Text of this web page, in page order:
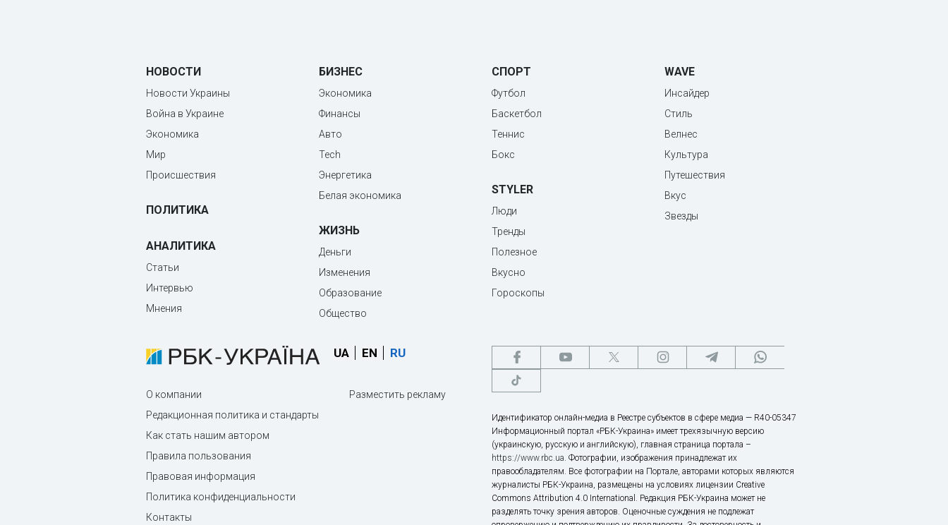
НОВОСТИ
Новости Украины
Война в Украине
Экономика
Мир
Происшествия
ПОЛИТИКА
АНАЛИТИКА
Статьи
Интервью
Мнения
БИЗНЕС
Экономика
Финансы
Авто
Tech
Энергетика
Белая экономика
ЖИЗНЬ
Деньги
Изменения
Образование
Общество
СПОРТ
Футбол
Баскетбол
Теннис
Бокс
STYLER
Люди
Тренды
Полезное
Вкусно
Гороскопы
WAVE
Инсайдер
Стиль
Велнес
Культура
Путешествия
Вкус
Звезды
UA EN RU
О компании
Редакционная политика и стандарты
Как стать нашим автором
Правила пользования
Правовая информация
Политика конфиденциальности
Контакты
Разместить рекламу
Идентификатор онлайн-медиа в Реестре субъектов в сфере медиа — R40-05347
Информационный портал «РБК-Украина» имеет трехязычную версию
(украинскую, русскую и английскую), главная страница портала –
https://www.rbc.ua. Фотографии, изображения принадлежат их
правообладателям. Все фотографии на Портале, авторами которых являются
журналисты РБК-Украина, размещены на условиях лицензии Creative
Commons Attribution 4.0 International. Редакция РБК-Украина может не
разделять точку зрения авторов. Оценочные суждения не подлежат